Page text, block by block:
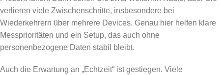
verlieren viele Zwischenschritte, insbesondere bei
Wiederkehrern über mehrere Devices. Genau hier helfen klare
Messprioritäten und ein Setup, das auch ohne
personenbezogene Daten stabil bleibt.
Auch die Erwartung an „Echtzeit“ ist gestiegen. Viele